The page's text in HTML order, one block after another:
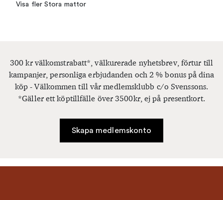
Visa fler Stora mattor
300 kr välkomstrabatt*, välkurerade nyhetsbrev, förtur till
kampanjer, personliga erbjudanden och 2 % bonus på dina
köp - Välkommen till vår medlemsklubb c/o Svenssons.
*Gäller ett köptillfälle över 3500kr, ej på presentkort.
Skapa medlemskonto